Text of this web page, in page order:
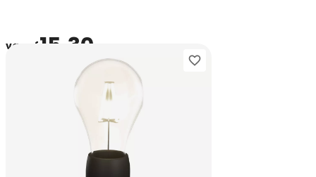
vanaf15,30